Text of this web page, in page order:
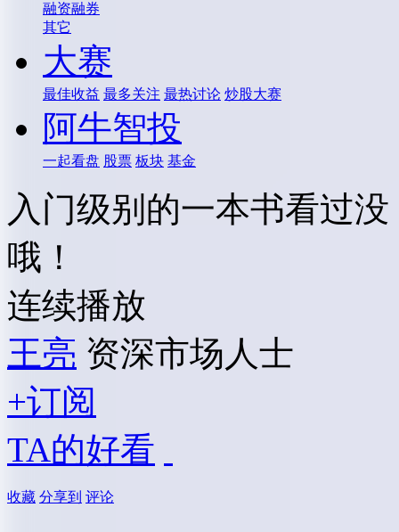
融资融券
其它
大赛
最佳收益 最多关注 最热讨论 炒股大赛
阿牛智投
一起看盘 股票 板块 基金
入门级别的一本书看过
哦！
连续播放
王亮 资深市场人士
+订阅
TA的好看
收藏 分享到 评论